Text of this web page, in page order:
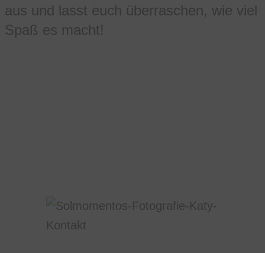
aus und lasst euch überraschen, wie viel
Spaß es macht!